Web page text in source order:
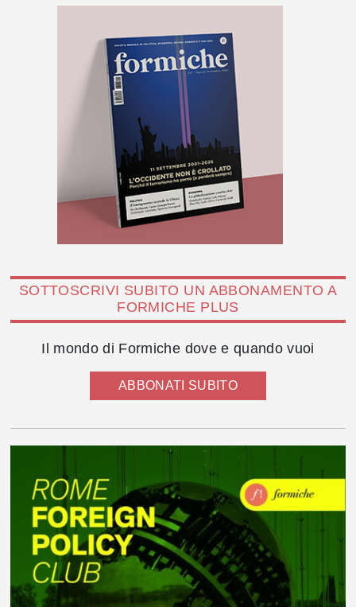
SOTTOSCRIVI SUBITO UN ABBONAMENTO A
FORMICHE PLUS
Il mondo di Formiche dove e quando vuoi
ABBONATI SUBITO